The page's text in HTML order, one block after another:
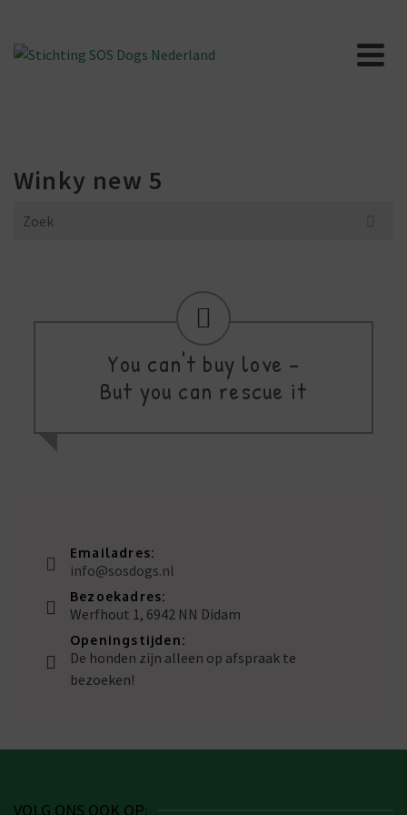
Winky new 5
Search
You can't buy love -
But you can rescue it
Emailadres:
info@sosdogs.nl
Bezoekadres:
Werfhout 1, 6942 NN Didam
Openingstijden:
De honden zijn alleen op afspraak te
bezoeken!
VOLG ONS OOK OP: